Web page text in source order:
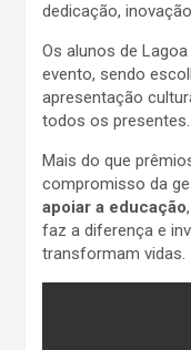
dedicação,
Os alunos de
evento, sendo
apresentação
todos os presentes.
Mais do que
compromisso da
apoiar a educação
faz a diferença e
transformam vidas.